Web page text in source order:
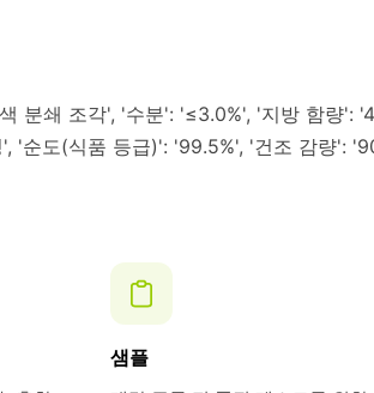
분쇄 조각', '수분': '≤3.0%', '지방 함량':
순도(식품 등급)': '99.5%', '건조 감량':
샘플